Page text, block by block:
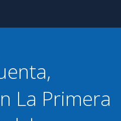
La Primera